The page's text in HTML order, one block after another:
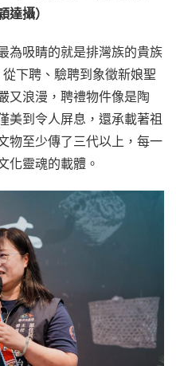
攝）
為吸睛的就是排灣族的貴族
下聘、驗聘到象徵新娘聖
又浪漫，聘禮物件像是陶
美到令人屏息，還承載著祖
物至少傳了三代以上，每一
化靈魂的載體。